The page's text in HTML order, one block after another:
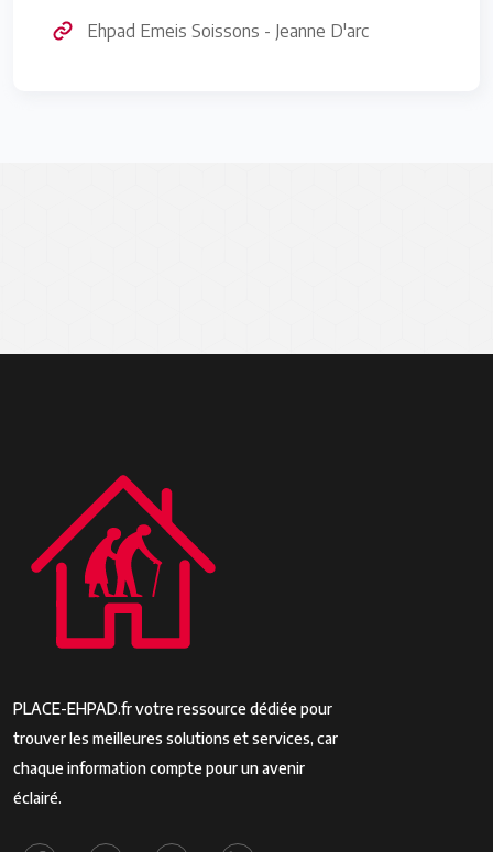
Ehpad Emeis Soissons - Jeanne D'arc
PLACE-EHPAD.fr votre ressource dédiée pour
trouver les meilleures solutions et services, car
chaque information compte pour un avenir
éclairé.